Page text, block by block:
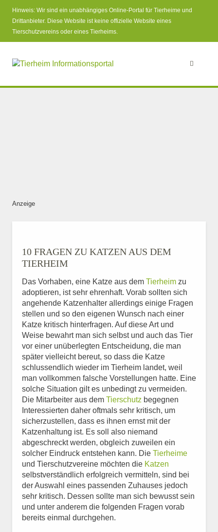
Hinweis: Wir sind ein unabhängiges Online-Portal für Tierheime und
Drittanbieter. Diese Website ist keine offizielle Website eines
Tierschutzvereins oder eines Tierheims.
Anzeige
10 FRAGEN ZU KATZEN AUS DEM
TIERHEIM
Das Vorhaben, eine Katze aus dem Tierheim zu
adoptieren, ist sehr ehrenhaft. Vorab sollten sich
angehende Katzenhalter allerdings einige Fragen
stellen und so den eigenen Wunsch nach einer
Katze kritisch hinterfragen. Auf diese Art und
Weise bewahrt man sich selbst und auch das Tier
vor einer unüberlegten Entscheidung, die man
später vielleicht bereut, so dass die Katze
schlussendlich wieder im Tierheim landet, weil
man vollkommen falsche Vorstellungen hatte. Eine
solche Situation gilt es unbedingt zu vermeiden.
Die Mitarbeiter aus dem Tierschutz begegnen
Interessierten daher oftmals sehr kritisch, um
sicherzustellen, dass es ihnen ernst mit der
Katzenhaltung ist. Es soll also niemand
abgeschreckt werden, obgleich zuweilen ein
solcher Eindruck entstehen kann. Die Tierheime
und Tierschutzvereine möchten die Katzen
selbstverständlich erfolgreich vermitteln, sind bei
der Auswahl eines passenden Zuhauses jedoch
sehr kritisch. Dessen sollte man sich bewusst sein
und unter anderem die folgenden Fragen vorab
bereits einmal durchgehen.